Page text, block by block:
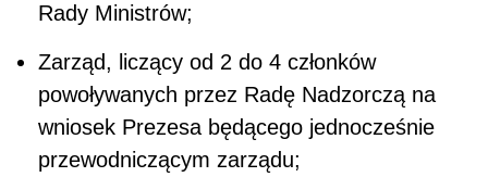
Rady Ministrów;
Zarząd, liczący od 2 do 4 członków
powoływanych przez Radę Nadzorczą na
wniosek Prezesa będącego jednocześnie
przewodniczącym zarządu;